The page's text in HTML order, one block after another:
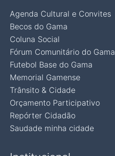
Agenda Cultural e Convites
Becos do Gama
Coluna Social
Fórum Comunitário do Gama
Futebol Base do Gama
Memorial Gamense
Trânsito & Cidade
Orçamento Participativo
Repórter Cidadão
Saudade minha cidade